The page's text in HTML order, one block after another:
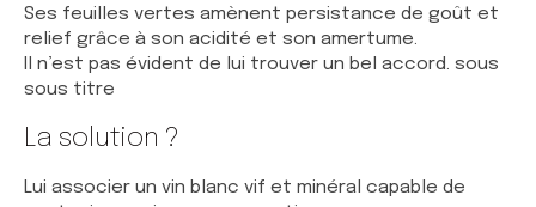
Ses feuilles vertes amènent persistance de goût et
relief grâce à son acidité et son amertume.
Il n’est pas évident de lui trouver un bel accord. sous
sous titre
La solution ?
Lui associer un vin blanc vif et minéral capable de